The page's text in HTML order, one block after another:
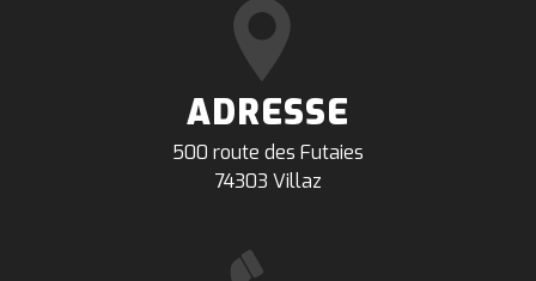
ADRESSE
500 route des Futaies
74303 Villaz